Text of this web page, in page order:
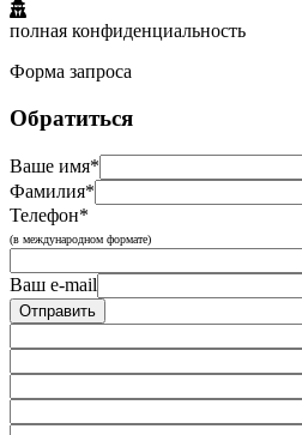
полная конфиденциальность
Форма запроса
Обратиться
Ваше имя*
Фамилия*
Телефон*
(в международном формате)
Ваш e-mail